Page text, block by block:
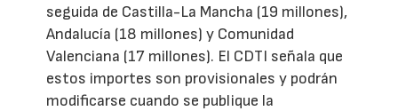
seguida de Castilla-La Mancha (19 millones),
Andalucía (18 millones) y Comunidad
Valenciana (17 millones). El CDTI señala que
estos importes son provisionales y podrán
modificarse cuando se publique la